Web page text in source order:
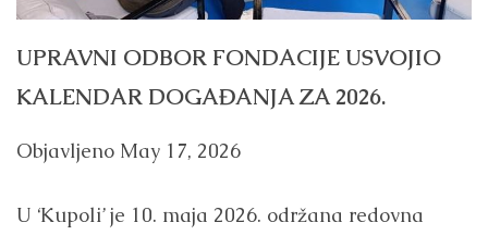
UPRAVNI ODBOR FONDACIJE USVOJIO
KALENDAR DOGAĐANJA ZA 2026.
Objavljeno May 17, 2026
U ‘Kupoli’ je 10. maja 2026. održana redovna